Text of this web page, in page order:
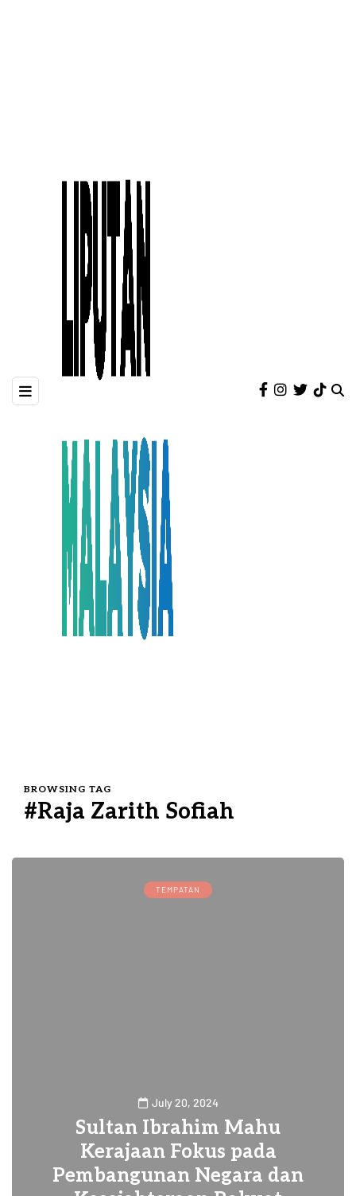
BROWSING TAG
#Raja Zarith Sofiah
TEMPATAN
July 20, 2024
Sultan Ibrahim Mahu
Kerajaan Fokus pada
Pembangunan Negara dan